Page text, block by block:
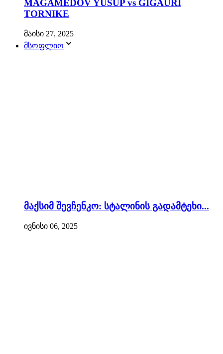
MAGAMEDOV YUSUP vs GIGAURI
TORNIKE
მაისი 27, 2025
მსოფლიო
მაქსიმ შევჩენკო: სტალინის გადამტეხი...
ივნისი 06, 2025